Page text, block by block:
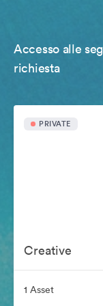
Accesso alle
richiesta
PRIVATE
Creative
1 Asset